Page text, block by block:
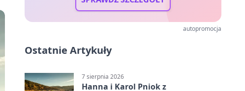
autopromocja
Ostatnie Artykuły
7 sierpnia 2026
Hanna i Karol Pniok z